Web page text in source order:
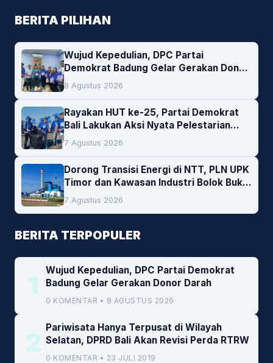
BERITA PILIHAN
Wujud Kepedulian, DPC Partai
Demokrat Badung Gelar Gerakan Donor
Darah
8 Agustus 2026
Rayakan HUT ke-25, Partai Demokrat
Bali Lakukan Aksi Nyata Pelestarian
Lingkungan
7 Agustus 2026
Dorong Transisi Energi di NTT, PLN UPK
Timor dan Kawasan Industri Bolok Buka
Peluang Investasi Woodchip untuk
Cofiring PLTU Bolok
7 Agustus 2026
BERITA TERPOPULER
1
Wujud Kepedulian, DPC Partai Demokrat
Badung Gelar Gerakan Donor Darah
0 KOMENTAR • 8 AGUSTUS 2026
2
Pariwisata Hanya Terpusat di Wilayah
Selatan, DPRD Bali Akan Revisi Perda RTRW
0 KOMENTAR • 23 JULI 2019